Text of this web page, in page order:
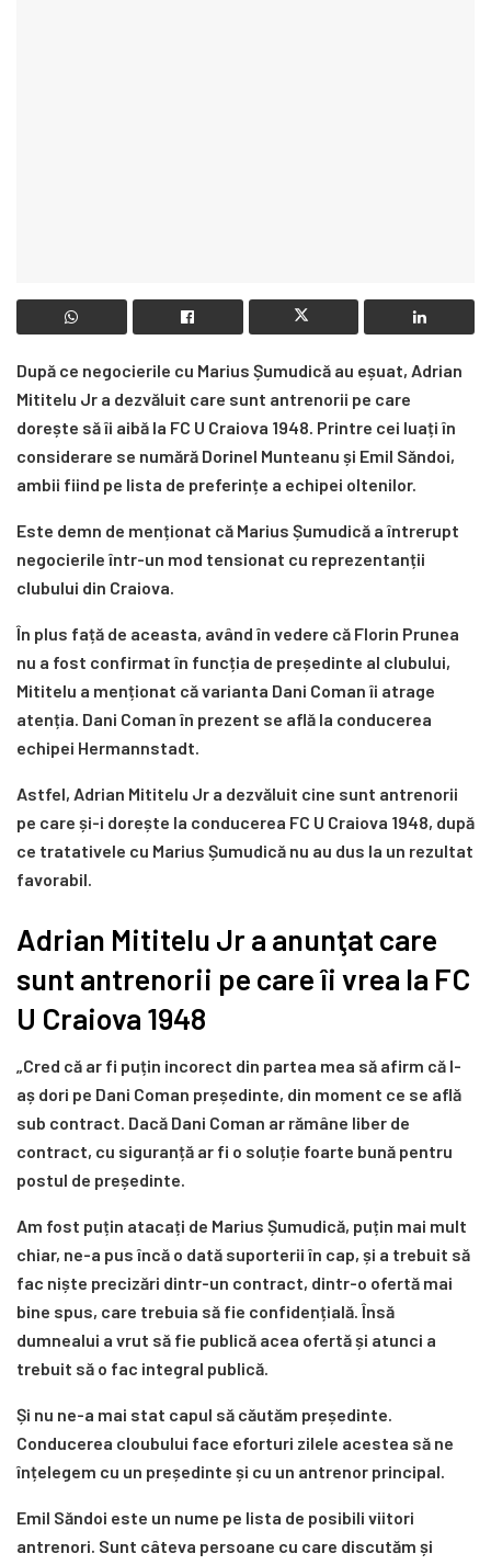
După ce negocierile cu Marius Șumudică au eșuat, Adrian
Mititelu Jr a dezvăluit care sunt antrenorii pe care
dorește să îi aibă la FC U Craiova 1948. Printre cei luați în
considerare se numără Dorinel Munteanu și Emil Săndoi,
ambii fiind pe lista de preferințe a echipei oltenilor.
Este demn de menționat că Marius Șumudică a întrerupt
negocierile într-un mod tensionat cu reprezentanții
clubului din Craiova.
În plus față de aceasta, având în vedere că Florin Prunea
nu a fost confirmat în funcția de președinte al clubului,
Mititelu a menționat că varianta Dani Coman îi atrage
atenția. Dani Coman în prezent se află la conducerea
echipei Hermannstadt.
Astfel, Adrian Mititelu Jr a dezvăluit cine sunt antrenorii
pe care și-i dorește la conducerea FC U Craiova 1948, după
ce tratativele cu Marius Șumudică nu au dus la un rezultat
favorabil.
Adrian Mititelu Jr a anunţat care
sunt antrenorii pe care îi vrea la FC
U Craiova 1948
„Cred că ar fi puțin incorect din partea mea să afirm că l-
aș dori pe Dani Coman președinte, din moment ce se află
sub contract. Dacă Dani Coman ar rămâne liber de
contract, cu siguranță ar fi o soluție foarte bună pentru
postul de președinte.
Am fost puțin atacați de Marius Șumudică, puțin mai mult
chiar, ne-a pus încă o dată suporterii în cap, și a trebuit să
fac niște precizări dintr-un contract, dintr-o ofertă mai
bine spus, care trebuia să fie confidențială. Însă
dumnealui a vrut să fie publică acea ofertă și atunci a
trebuit să o fac integral publică.
Și nu ne-a mai stat capul să căutăm președinte.
Conducerea cloubului face eforturi zilele acestea să ne
înțelegem cu un președinte și cu un antrenor principal.
Emil Săndoi este un nume pe lista de posibili viitori
antrenori. Sunt câteva persoane cu care discutăm și